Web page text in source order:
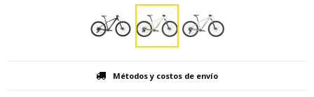
Métodos y costos de envío